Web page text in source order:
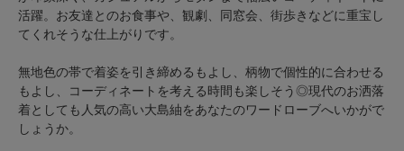
活躍。お友達とのお食事や、観劇、同窓会、街歩きなどに重宝し
てくれそうな仕上がりです。
無地色の帯で着姿を引き締めるもよし、柄物で個性的に合わせる
もよし、コーディネートを考える時間も楽しそう◎現代のお洒落
着としても人気の高い大島紬をあなたのワードローブへいかがで
しょうか。